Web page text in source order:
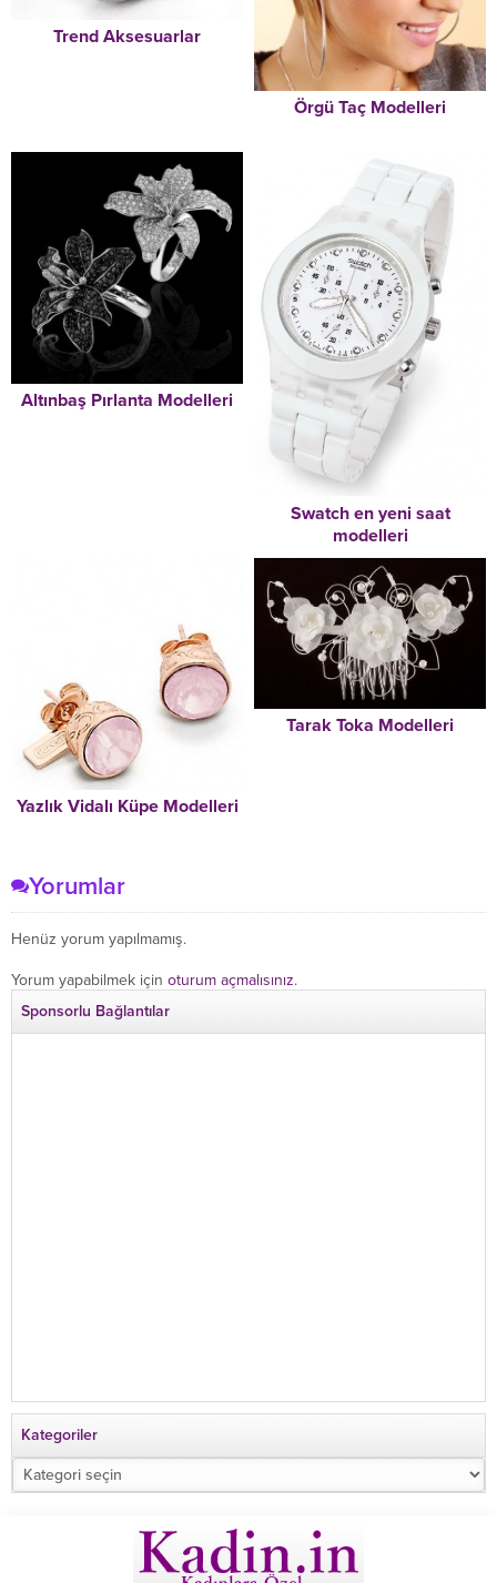
Trend Aksesuarlar
Örgü Taç Modelleri
Altınbaş Pırlanta Modelleri
Swatch en yeni saat
modelleri
Yazlık Vidalı Küpe Modelleri
Tarak Toka Modelleri
Yorumlar
Henüz yorum yapılmamış.
Yorum yapabilmek için oturum açmalısınız.
Sponsorlu Bağlantılar
Kategoriler
Kategoriler